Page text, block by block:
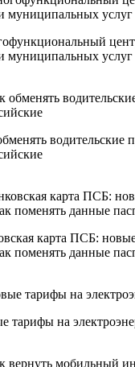
муниципальных
водительские
карта ПСБ:
поменять данные
тарифы на